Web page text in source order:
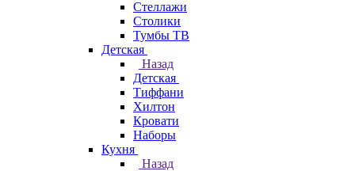
Стеллажи
Столики
Тумбы ТВ
Детская
Назад
Детская
Тиффани
Хилтон
Кровати
Наборы
Кухня
Назад